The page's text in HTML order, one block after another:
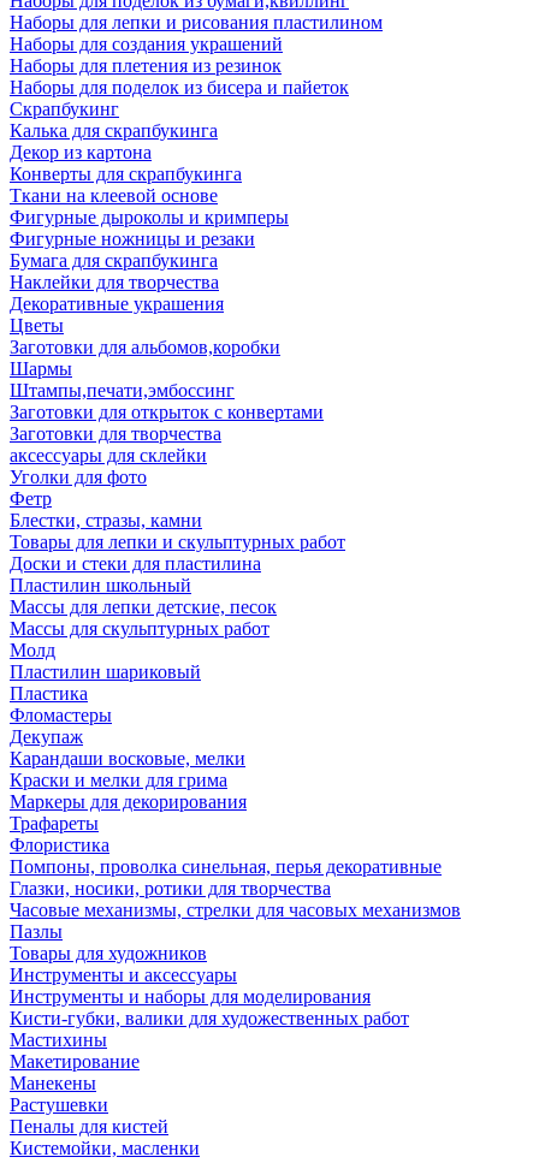
Наборы для лепки и рисования пластилином
Наборы для создания украшений
Наборы для плетения из резинок
Наборы для поделок из бисера и пайеток
Скрапбукинг
Калька для скрапбукинга
Декор из картона
Конверты для скрапбукинга
Ткани на клеевой основе
Фигурные дыроколы и кримперы
Фигурные ножницы и резаки
Бумага для скрапбукинга
Наклейки для творчества
Декоративные украшения
Цветы
Заготовки для альбомов,коробки
Шармы
Штампы,печати,эмбоссинг
Заготовки для открыток с конвертами
Заготовки для творчества
аксессуары для склейки
Уголки для фото
Фетр
Блестки, стразы, камни
Товары для лепки и скульптурных работ
Доски и стеки для пластилина
Пластилин школьный
Массы для лепки детские, песок
Массы для скульптурных работ
Молд
Пластилин шариковый
Пластика
Фломастеры
Декупаж
Карандаши восковые, мелки
Краски и мелки для грима
Маркеры для декорирования
Трафареты
Флористика
Помпоны, проволка синельная, перья декоративные
Глазки, носики, ротики для творчества
Часовые механизмы, стрелки для часовых механизмов
Пазлы
Товары для художников
Инструменты и аксессуары
Инструменты и наборы для моделирования
Кисти-губки, валики для художественных работ
Мастихины
Макетирование
Манекены
Растушевки
Пеналы для кистей
Кистемойки, масленки